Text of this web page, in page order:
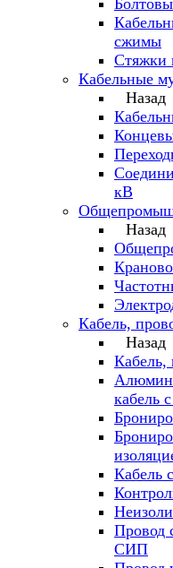
сжимы
Стяжки
Кабельные
Назад
кВ
Назад
Кабель,
Назад
Кабель,
кабель
Кабель
Провод
СИП